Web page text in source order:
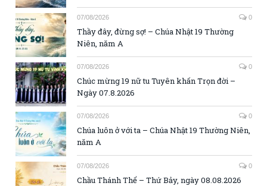
07/08/2026 0
Thầy đây, đừng sợ! – Chúa Nhật 19 Thường
Niên, năm A
07/08/2026 0
Chúc mừng 19 nữ tu Tuyên khấn Trọn đời –
Ngày 07.8.2026
07/08/2026 0
Chúa luôn ở với ta – Chúa Nhật 19 Thường Niên,
năm A
07/08/2026 0
Chầu Thánh Thể – Thứ Bảy, ngày 08.08.2026